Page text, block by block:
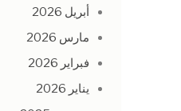
أبريل 2026
مارس 2026
فبراير 2026
يناير 2026